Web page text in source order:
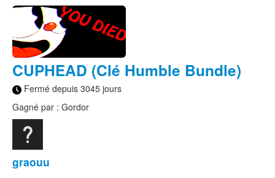
CUPHEAD (Clé Humble Bundle)
Fermé depuis 3045 jours
Gagné par : Gordor
graouu